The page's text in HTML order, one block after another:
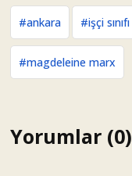
#ankara #işçi sınıfı
#magdeleine marx
Yorumlar (0)